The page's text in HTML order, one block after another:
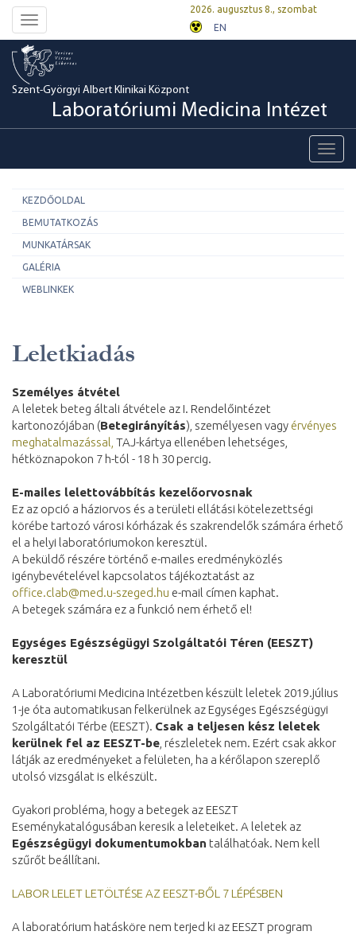
Toggle
navigation
2026. augusztus 8., szombat
EN
Szent-Györgyi Albert Klinikai Központ
Laboratóriumi Medicina Intézet
KEZDŐOLDAL
BEMUTATKOZÁS
MUNKATÁRSAK
GALÉRIA
WEBLINKEK
Leletkiadás
Személyes átvétel
A leletek beteg általi átvétele az I. Rendelőintézet
kartonozójában (Betegirányítás), személyesen vagy érvényes
meghatalmazással, TAJ-kártya ellenében lehetséges,
hétköznapokon 7 h-tól - 18 h 30 percig.
E-mailes lelettovábbítás kezelőorvosnak
Ez az opció a háziorvos és a területi ellátási kötelezettségi
körébe tartozó városi kórházak és szakrendelők számára érhető
el a helyi laboratóriumokon keresztül.
A beküldő részére történő e-mailes eredményközlés
igénybevételével kapcsolatos tájékoztatást az
office.clab@med.u-szeged.hu e-mail címen kaphat.
A betegek számára ez a funkció nem érhető el!
Egységes Egészségügyi Szolgáltatói Téren (EESZT)
keresztül
A Laboratóriumi Medicina Intézetben készült leletek 2019.július
1-je óta automatikusan felkerülnek az Egységes Egészségügyi
Szolgáltatói Térbe (EESZT). Csak a teljesen kész leletek
kerülnek fel az EESZT-be , részleletek nem. Ezért csak akkor
látják az eredményeket a felületen, ha a kérőlapon szereplő
utolsó vizsgálat is elkészült.
Gyakori probléma, hogy a betegek az EESZT
Eseménykatalógusában keresik a leleteiket. A leletek az
Egészségügyi dokumentumokban találhatóak. Nem kell
szűrőt beállítani.
LABOR LELET LETÖLTÉSE AZ EESZT-BŐL 7 LÉPÉSBEN
A laboratórium hatásköre nem terjed ki az EESZT program